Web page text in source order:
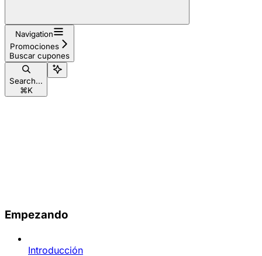
Navigation
Promociones
Buscar cupones
Search...
⌘K
Empezando
Introducción